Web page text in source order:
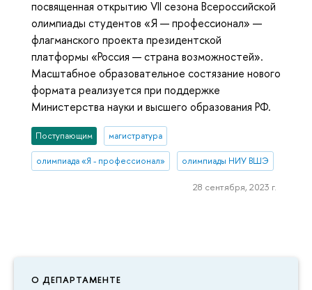
О ДЕПАРТАМЕНТЕ
посвященная открытию VII сезона Всероссийской
олимпиады студентов «Я — профессионал» —
флагманского проекта президентской
платформы «Россия — страна возможностей».
Масштабное образовательное состязание нового
формата реализуется при поддержке
Министерства науки и высшего образования РФ.
Поступающим магистратура
олимпиада «Я - профессионал» олимпиады НИУ ВШЭ
28 сентября, 2023 г.